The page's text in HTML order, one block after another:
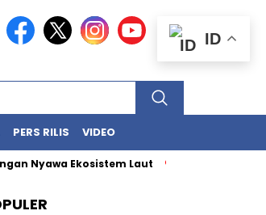
PERS RILIS VIDEO
Ekosistem Laut Limbah Merah di
ID